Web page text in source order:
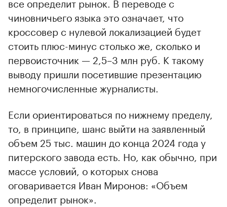
чиновничьего языка это означает, что
кроссовер с нулевой локализацией будет
стоить плюс-минус столько же, сколько и
первоисточник — 2,5–3 млн руб. К такому
выводу пришли посетившие презентацию
немногочисленные журналисты.
Если ориентироваться по нижнему пределу,
то, в принципе, шанс выйти на заявленный
объем 25 тыс. машин до конца 2024 года у
питерского завода есть. Но, как обычно, при
массе условий, о которых снова
оговаривается Иван Миронов: «Объем
определит рынок».